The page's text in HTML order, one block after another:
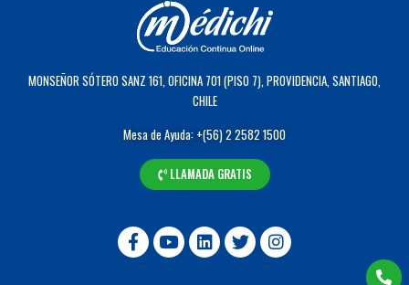
MONSEÑOR SÓTERO SANZ 161, OFICINA 701 (PISO 7), PROVIDENCIA, SANTIAGO,
CHILE
Mesa de Ayuda: +(56) 2 2582 1500
LLAMADA GRATIS